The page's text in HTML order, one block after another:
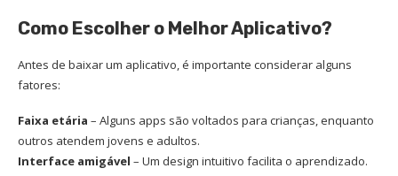
Como Escolher o Melhor Aplicativo?
Antes de baixar um aplicativo, é importante considerar alguns
fatores:
Faixa etária – Alguns apps são voltados para crianças, enquanto
outros atendem jovens e adultos.
Interface amigável – Um design intuitivo facilita o aprendizado.